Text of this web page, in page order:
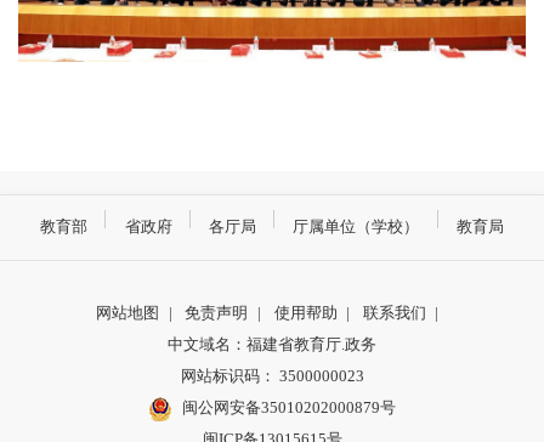
教育部 省政府 各厅局 厅属单位（学校） 教育局
网站地图 | 免责声明 | 使用帮助 | 联系我们 |
中文域名：福建省教育厅.政务
网站标识码： 3500000023
闽公网安备35010202000879号